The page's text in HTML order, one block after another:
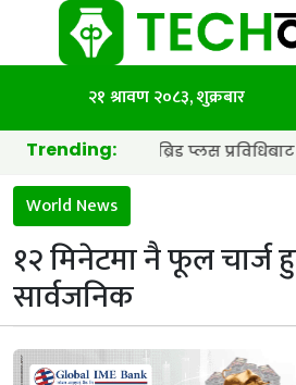
२१ श्रावण २०८३, शुक्रबार
Trending:
र हाइब्रिड प्लस प्रविधिबाट
World News
१२ मिनेटमा नै फूल चार्ज
सार्वजनिक